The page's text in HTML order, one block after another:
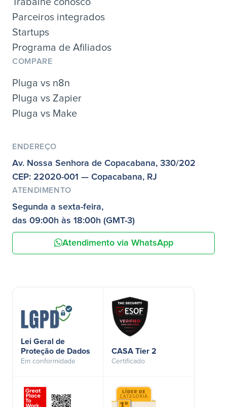
Parceiros integrados
Startups
Programa de Afiliados
COMPARE
Pluga vs n8n
Pluga vs Zapier
Pluga vs Make
ENDEREÇO
Av. Nossa Senhora de Copacabana, 330/202
CEP: 22020-001 — Copacabana, RJ
ATENDIMENTO
Segunda a sexta-feira,
das 09:00h às 18:00h (GMT-3)
Atendimento via WhatsApp
Lei Geral de
Proteção de Dados
Em conformidade
CASA Tier 2
Certificado